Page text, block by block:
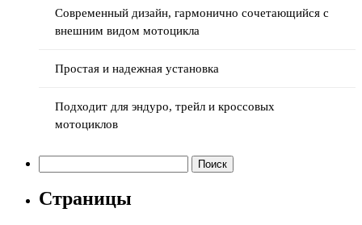
Современный дизайн, гармонично сочетающийся с
внешним видом мотоцикла
Простая и надежная установка
Подходит для эндуро, трейл и кроссовых
мотоциклов
Страницы